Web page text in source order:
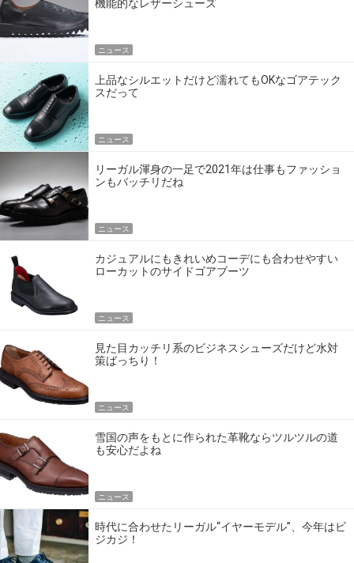
機能的なレザーシューズ
ニュース
上品なシルエットだけど濡れてもOKなゴアテック
スだって
ニュース
リーガル渾身の一足で2021年は仕事もファッショ
ンもバッチリだね
ニュース
カジュアルにもきれいめコーデにも合わせやすい
ローカットのサイドゴアブーツ
ニュース
見た目カッチリ系のビジネスシューズだけど水対
策ばっちり！
ニュース
雪国の声をもとに作られた革靴ならツルツルの道
も安心だよね
ニュース
時代に合わせたリーガル“イヤーモデル”、今年はビ
ジカジ！